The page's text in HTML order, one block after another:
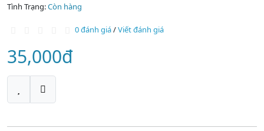
Tình Trạng:Còn hàng
0 đánh giá/Viết đánh giá
35,000đ